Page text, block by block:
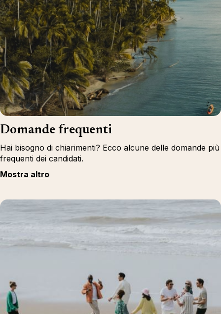
Domande frequenti
Hai bisogno di chiarimenti? Ecco alcune delle domande più
frequenti dei candidati.
Mostra altro